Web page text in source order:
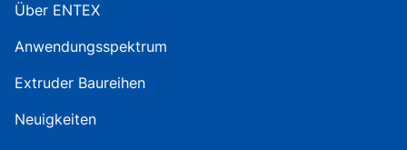
Über ENTEX
Anwendungsspektrum
Extruder Baureihen
Neuigkeiten